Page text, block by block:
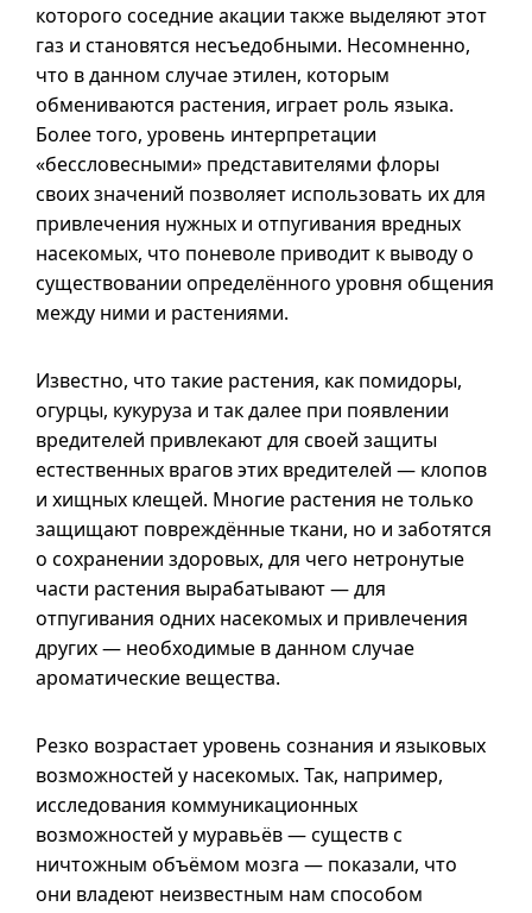
которого соседние акации также выделяют этот
газ и становятся несъедобными. Несомненно,
что в данном случае этилен, которым
обмениваются растения, играет роль языка.
Более того, уровень интерпретации
«бессловесными» представителями флоры
своих значений позволяет использовать их для
привлечения нужных и отпугивания вредных
насекомых, что поневоле приводит к выводу о
существовании определённого уровня общения
между ними и растениями.
Известно, что такие растения, как помидоры,
огурцы, кукуруза и так далее при появлении
вредителей привлекают для своей защиты
естественных врагов этих вредителей — клопов
и хищных клещей. Многие растения не только
защищают повреждённые ткани, но и заботятся
о сохранении здоровых, для чего нетронутые
части растения вырабатывают — для
отпугивания одних насекомых и привлечения
других — необходимые в данном случае
ароматические вещества.
Резко возрастает уровень сознания и языковых
возможностей у насекомых. Так, например,
исследования коммуникационных
возможностей у муравьёв — существ с
ничтожным объёмом мозга — показали, что
они владеют неизвестным нам способом